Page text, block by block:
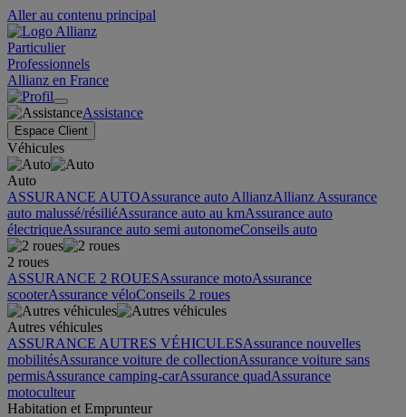
Aller au contenu principal
Particulier
Professionnels
Allianz en France
Assistance
Espace Client
Véhicules
Auto
ASSURANCE AUTOAssurance auto AllianzAllianz Assurance
auto malussé/résiliéAssurance auto au kmAssurance auto
électriqueAssurance auto semi autonomeConseils auto
2 roues
ASSURANCE 2 ROUESAssurance motoAssurance
scooterAssurance véloConseils 2 roues
Autres véhicules
ASSURANCE AUTRES VÉHICULESAssurance nouvelles
mobilitésAssurance voiture de collectionAssurance voiture sans
permisAssurance camping-carAssurance quadAssurance
motoculteur
Habitation et Emprunteur